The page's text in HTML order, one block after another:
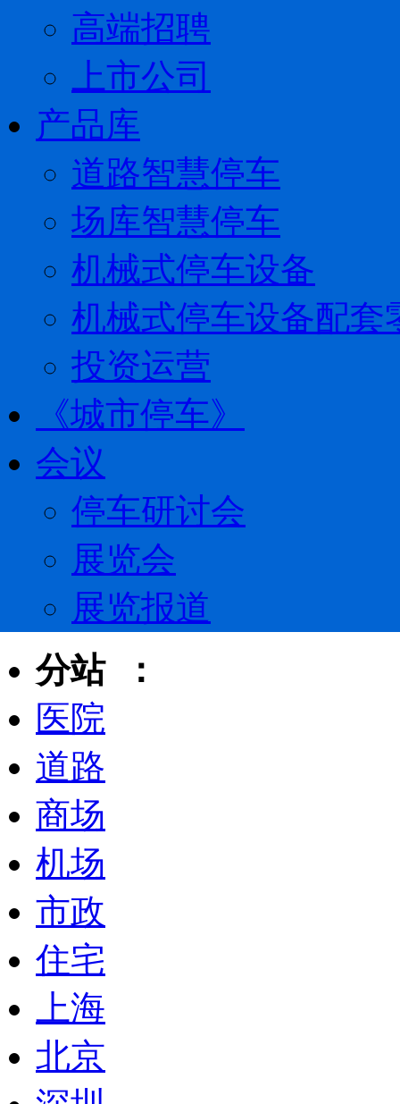
高端招聘
上市公司
产品库
道路智慧停车
场库智慧停车
机械式停车设备
机械式停车设备配套
投资运营
《城市停车》
会议
停车研讨会
展览会
展览报道
分站 ：
医院
道路
商场
机场
市政
住宅
上海
北京